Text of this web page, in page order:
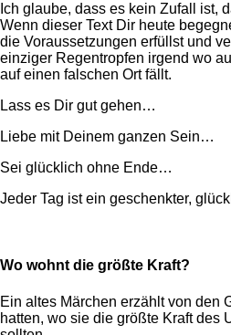
Ich glaube, dass es kein Zufall ist,
Wenn dieser Text Dir heute
die Voraussetzungen erfüllst und
einziger Regentropfen irgend wo
auf einen falschen Ort fällt.
Lass es Dir gut gehen…
Liebe mit Deinem ganzen Sein…
Sei glücklich ohne Ende…
Jeder Tag ist ein geschenkter,
Wo wohnt die größte Kraft?
Ein altes Märchen erzählt von den
hatten, wo sie die größte Kraft des